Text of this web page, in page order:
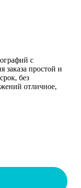
с
заказа простой и
без
отличное,